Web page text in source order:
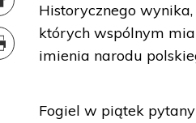
Historycznego
których wspólnym
imienia narodu
Fogiel w piątek